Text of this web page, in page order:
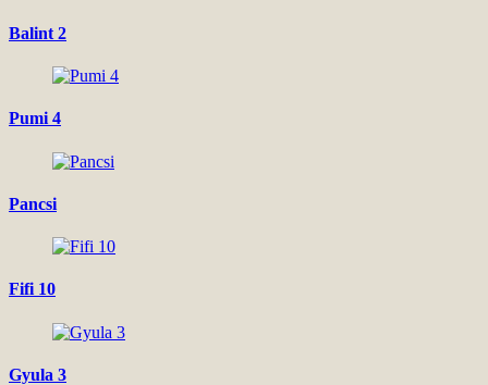
Balint 2
Pumi 4
Pancsi
Fifi 10
Gyula 3